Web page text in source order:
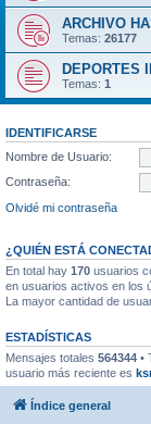
ARCHIVO
Temas: 26177
DEPORTES
Temas: 1
IDENTIFICARSE
Nombre de Usuario:
Contraseña:
Olvidé mi contraseña
¿QUIÉN ESTÁ
En total hay 170 usuarios
en usuarios activos en los
La mayor cantidad de
ESTADÍSTICAS
Mensajes totales 564344 •
usuario más reciente es
Índice general